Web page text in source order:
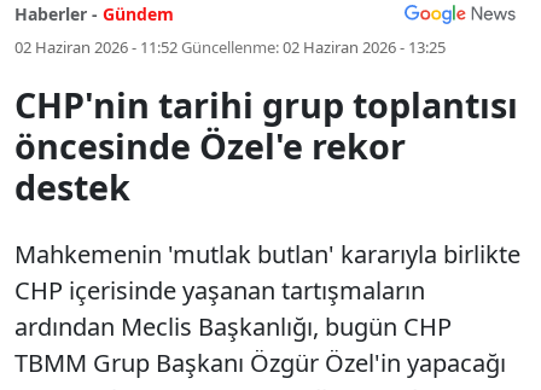
Haberler - Gündem
02 Haziran 2026 - 11:52Güncellenme:02 Haziran 2026 - 13:25
CHP'nin tarihi grup toplantısı
öncesinde Özel'e rekor
destek
Mahkemenin 'mutlak butlan' kararıyla birlikte
CHP içerisinde yaşanan tartışmaların
ardından Meclis Başkanlığı, bugün CHP
TBMM Grup Başkanı Özgür Özel'in yapacağı